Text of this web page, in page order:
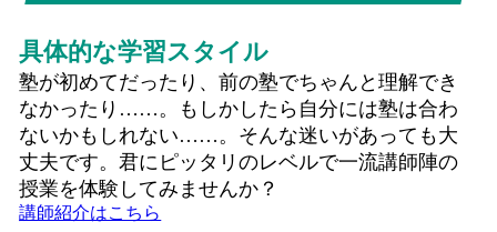
具体的な学習スタイル
塾が初めてだったり、前の塾でちゃんと理解でき
なかったり……。もしかしたら自分には塾は合わ
ないかもしれない……。そんな迷いがあっても大
丈夫です。君にピッタリのレベルで一流講師陣の
授業を体験してみませんか？
講師紹介はこちら